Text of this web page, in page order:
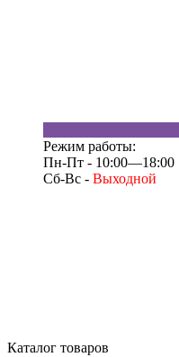
Режим работы:
Пн-Пт - 10:00—18:00
Сб-Вс - Выходной
Каталог товаров